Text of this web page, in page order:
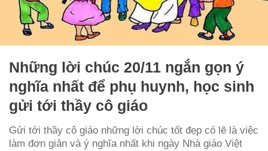
Những lời chúc 20/11 ngắn gọn ý
nghĩa nhất để phụ huynh, học sinh
gửi tới thầy cô giáo
Gửi tới thầy cô giáo những lời chúc tốt đẹp có lẽ là việc
làm đơn giản và ý nghĩa nhất khi ngày Nhà giáo Việt